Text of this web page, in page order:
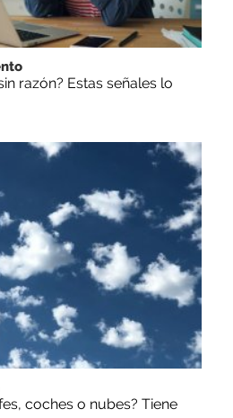
razón? Estas señales lo
coches o nubes? Tiene